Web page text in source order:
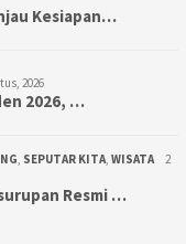
Kesiapan…
2026
2026, …
SEPUTAR KITA WISATA
2
Resmi …